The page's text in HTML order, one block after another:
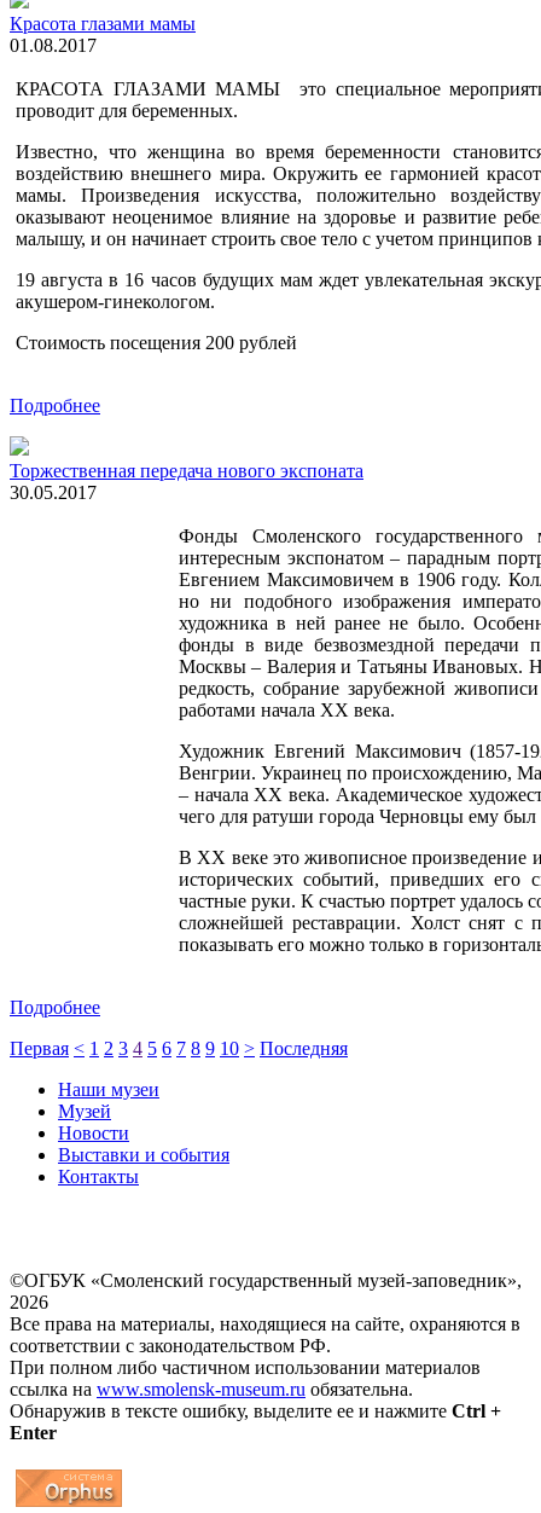
Красота глазами мамы
01.08.2017
КРАСОТА ГЛАЗАМИ МАМЫ это специальное мероприятие,
проводит для беременных.
Известно, что женщина во время беременности
воздействию внешнего мира. Окружить ее гармонией
мамы. Произведения искусства, положительно
оказывают неоценимое влияние на здоровье и развитие
малышу, и он начинает строить свое тело с учетом принципов
19 августа в 16 часов будущих мам ждет увлекательная
акушером-гинекологом.
Стоимость посещения 200 рублей
Подробнее
Торжественная передача нового экспоната
30.05.2017
Фонды Смоленского
интересным экспонатом – парадным
Евгением Максимовичем в 1906 году.
но ни подобного изображения
художника в ней ранее не было.
фонды в виде безвозмездной передачи
Москвы – Валерия и Татьяны Ивановых.
редкость, собрание зарубежной
работами начала ХХ века.
Художник Евгений Максимович (1857-
Венгрии. Украинец по происхождению,
– начала ХХ века. Академическое
чего для ратуши города Черновцы ему был
В ХХ веке это живописное произведение
исторических событий, приведших его
частные руки. К счастью портрет удалось
сложнейшей реставрации. Холст снят с
показывать его можно только в
Подробнее
Первая < 1 2 3 4 5 6 7 8 9 10 > Последняя
Наши музеи
Музей
Новости
Выставки и события
Контакты
©ОГБУК «Смоленский государственный музей-заповедник»,
2026
Все права на материалы, находящиеся на сайте, охраняются в
соответствии с законодательством РФ.
При полном либо частичном использовании материалов
ссылка на www.smolensk-museum.ru обязательна.
Обнаружив в тексте ошибку, выделите ее и нажмите Ctrl +
Enter